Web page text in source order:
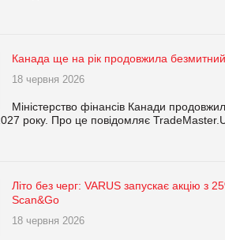
Канада ще на рік продовжила
18 червня 2026
Міністерство фінансів Канади
року. Про це повідомляє
Літо без черг: VARUS запускає акцію з
Scan&Go
18 червня 2026